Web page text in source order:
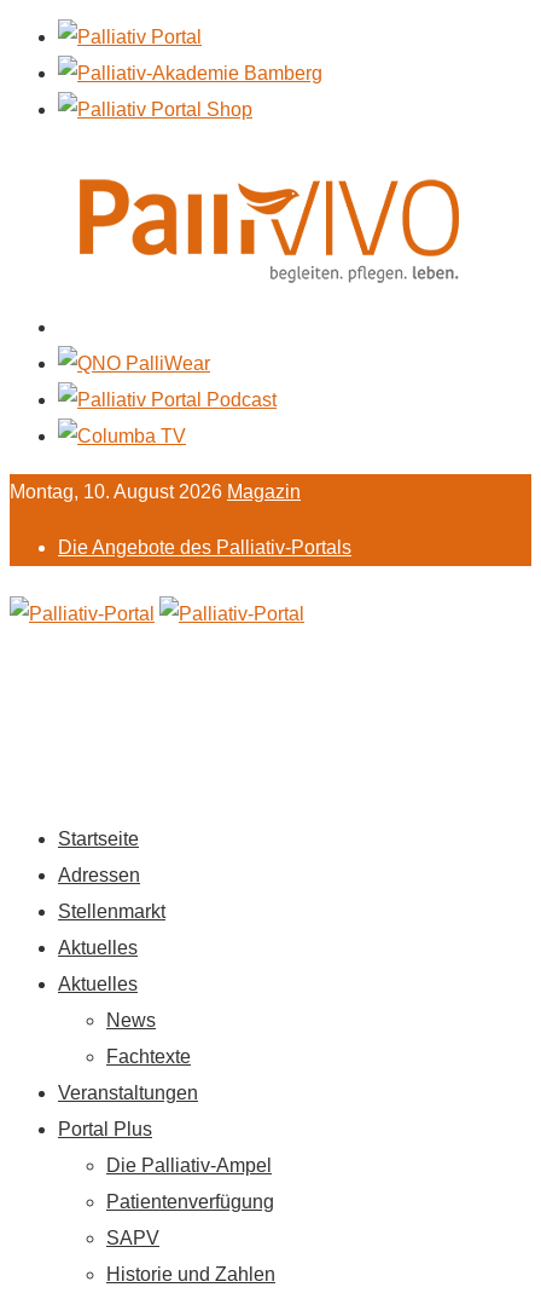
Montag, 10. August 2026 Magazin
Die Angebote des Palliativ-Portals
Startseite
Adressen
Stellenmarkt
Aktuelles
Aktuelles
News
Fachtexte
Veranstaltungen
Portal Plus
Die Palliativ-Ampel
Patientenverfügung
SAPV
Historie und Zahlen